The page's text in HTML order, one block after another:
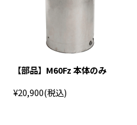
【部品】M60Fz 本体のみ
¥20,900(税込)